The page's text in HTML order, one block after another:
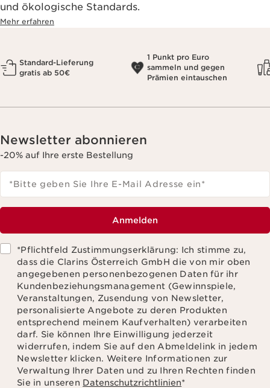
und ökologische Standards.
Mehr erfahren
Standard-Lieferung
gratis ab 50€
1 Punkt pro Euro
sammeln und gegen
Prämien eintauschen
Newsletter abonnieren
-20% auf Ihre erste Bestellung
*Bitte geben Sie Ihre E-Mail Adresse ein*
Anmelden
*Pflichtfeld Zustimmungserklärung: Ich stimme zu,
dass die Clarins Österreich GmbH die von mir oben
angegebenen personenbezogenen Daten für ihr
Kundenbeziehungsmanagement (Gewinnspiele,
Veranstaltungen, Zusendung von Newsletter,
personalisierte Angebote zu deren Produkten
entsprechend meinem Kaufverhalten) verarbeiten
darf. Sie können Ihre Einwilligung jederzeit
widerrufen, indem Sie auf den Abmeldelink in jedem
Newsletter klicken. Weitere Informationen zur
Verwaltung Ihrer Daten und zu Ihren Rechten finden
Sie in unseren Datenschutzrichtlinien*